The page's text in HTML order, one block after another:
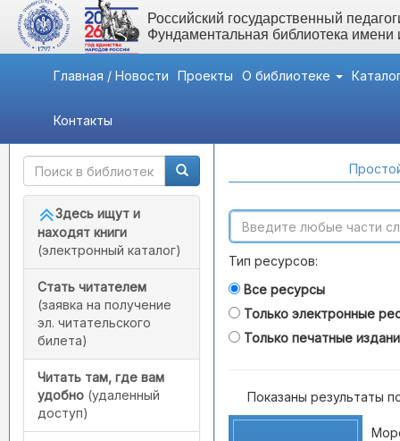
Российский государственный
Фундаментальная библиотека
Главная / Новости Проекты О библиотеке
Контакты
Быстрый доступ
Здесь ищут и
находят книги
(электронный каталог)
Стать читателем
(заявка на получение
эл. читательского
билета)
Читать там, где вам
удобно (удаленный
доступ)
Тип ресурсов:
Все ресурсы
Только электронные
Только печатные
Показаны результаты